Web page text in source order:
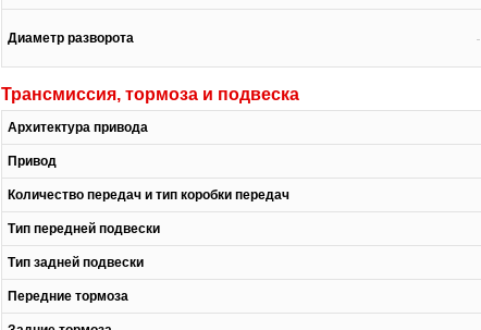
Диаметр разворота
Трансмиссия, тормоза и подвеска
Архитектура привода
Привод
Количество передач и тип коробки передач
Тип передней подвески
Тип задней подвески
Передние тормоза